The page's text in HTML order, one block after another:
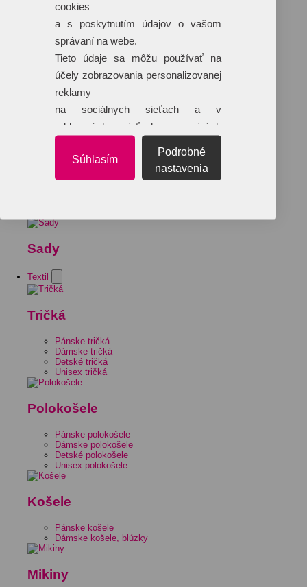
Sady
Textil
Tričká
Pánske tričká
Dámske tričká
Detské tričká
Unisex tričká
Polokošele
Pánske polokošele
Dámske polokošele
Detské polokošele
Unisex polokošele
Košele
Pánske košele
Dámske košele, blúzky
Mikiny
cookies
a s poskytnutím údajov o vašom
správaní na webe.
Tieto údaje sa môžu používať na
účely zobrazovania personalizovanej
reklamy
na sociálnych sieťach a v
reklamných sieťach na iných
Súhlasím
Podrobné
nastavenia